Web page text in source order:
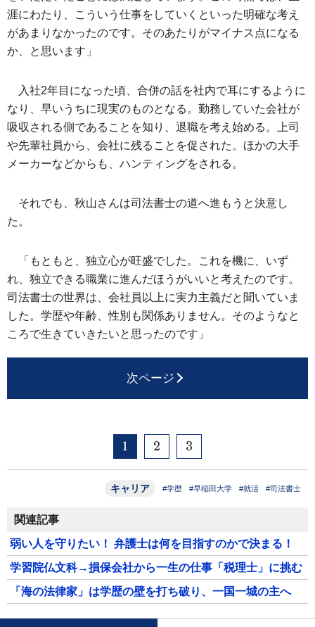
涯にわたり、こういう仕事をしていくといった明確な考え
があまりなかったのです。そのあたりがマイナス点になる
か、と思います」
入社2年目になった頃、合併の話を社内で耳にするように
なり、早いうちに現実のものとなる。勤務していた会社が
吸収される側であることを知り、退職を考え始める。上司
や先輩社員から、会社に残ることを促された。ほかの大手
メーカーなどからも、ハンティングをされる。
それでも、秋山さんは司法書士の道へ進もうと決意し
た。
「もともと、独立心が旺盛でした。これを機に、いず
れ、独立できる職業に進んだほうがいいと考えたのです。
司法書士の世界は、会社員以上に実力主義だと聞いていま
した。学歴や年齢、性別も関係ありません。そのようなと
ころで生きていきたいと思ったのです」
次ページ
1 2 3
キャリア #学歴 #早稲田大学 #就活 #司法書士
関連記事
弱い人を守りたい！ 弁護士は何を目指すのかで決まる！
学習院仏文科→損保会社から一生の仕事「税理士」に挑む
「海の法律家」は学歴の壁を打ち破り、一国一城の主へ